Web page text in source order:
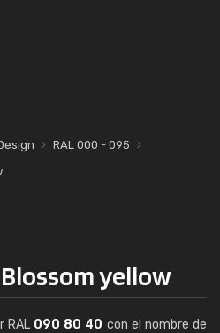
RAL 000 - 095
yellow
RAL 090 80 40 con el nombre de